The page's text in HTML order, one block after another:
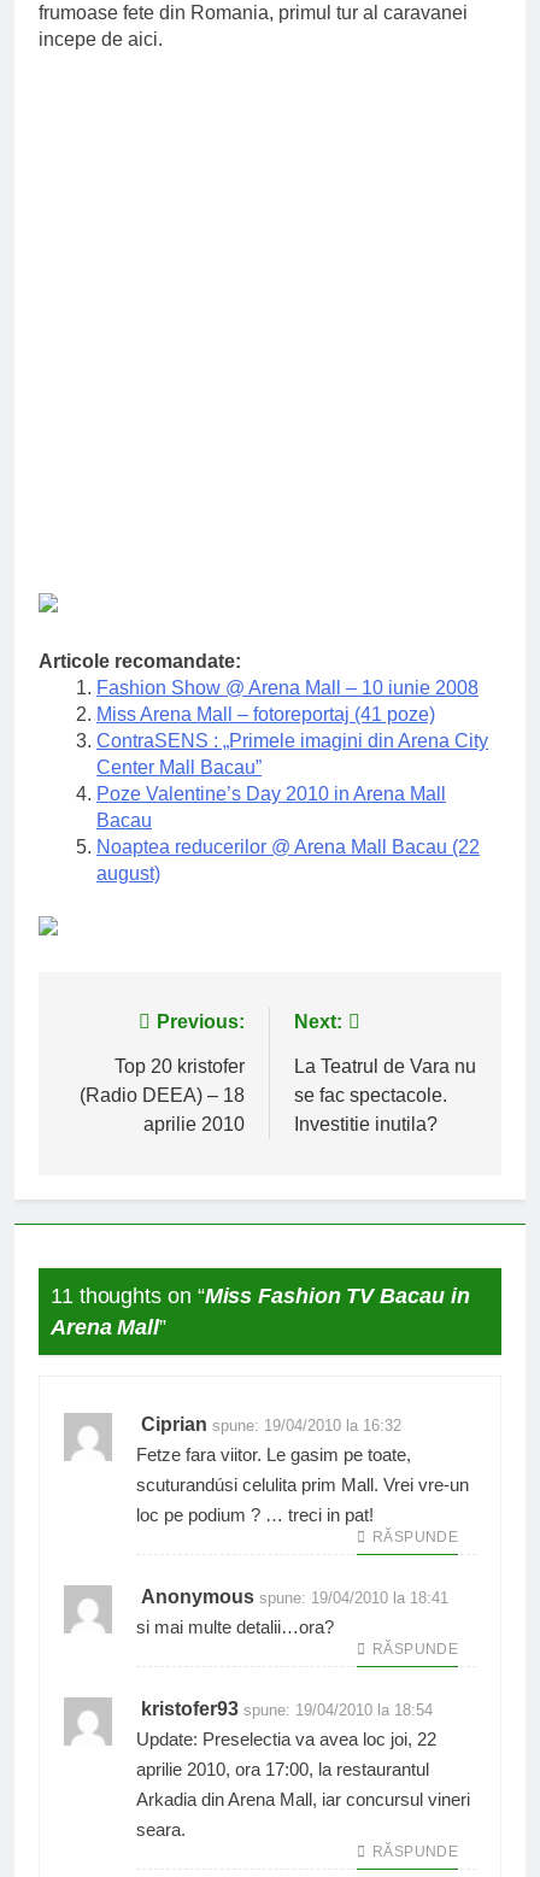
frumoase fete din Romania, primul tur al caravanei
incepe de aici.
Articole recomandate:
Fashion Show @ Arena Mall – 10 iunie 2008
Miss Arena Mall – fotoreportaj (41 poze)
ContraSENS : „Primele imagini din Arena City
Center Mall Bacau”
Poze Valentine’s Day 2010 in Arena Mall
Bacau
Noaptea reducerilor @ Arena Mall Bacau (22
august)
Navigare
articole
Previous:
Top 20 kristofer
(Radio DEEA) – 18
aprilie 2010
Next:
La Teatrul de Vara nu
se fac spectacole.
Investitie inutila?
11 thoughts on “Miss Fashion TV Bacau in
Arena Mall”
Ciprian spune: 19/04/2010 la 16:32
Fetze fara viitor. Le gasim pe toate,
scuturandúsi celulita prim Mall. Vrei vre-un
loc pe podium ? … treci in pat!
RĂSPUNDE
Anonymous spune: 19/04/2010 la 18:41
si mai multe detalii…ora?
RĂSPUNDE
kristofer93 spune: 19/04/2010 la 18:54
Update: Preselectia va avea loc joi, 22
aprilie 2010, ora 17:00, la restaurantul
Arkadia din Arena Mall, iar concursul vineri
seara.
RĂSPUNDE